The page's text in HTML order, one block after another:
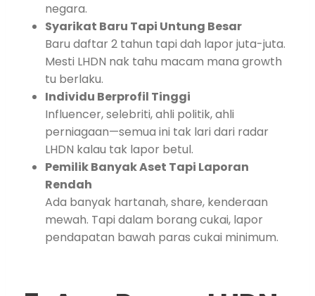
negara.
Syarikat Baru Tapi Untung Besar
Baru daftar 2 tahun tapi dah lapor juta-juta.
Mesti LHDN nak tahu macam mana growth
tu berlaku.
Individu Berprofil Tinggi
Influencer, selebriti, ahli politik, ahli
perniagaan—semua ini tak lari dari radar
LHDN kalau tak lapor betul.
Pemilik Banyak Aset Tapi Laporan
Rendah
Ada banyak hartanah, share, kenderaan
mewah. Tapi dalam borang cukai, lapor
pendapatan bawah paras cukai minimum.